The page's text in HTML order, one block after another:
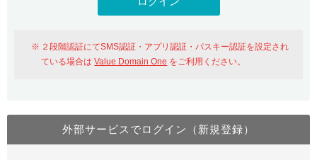
おすすめ One レンタルサーバーを含む最新の機能を使う方
Value Domain Oneにログイン
２段階認証にてSMS認証・アプリ認証・パスキー認証を設定され
ている場合はValue Domain One をご利用ください。
外部サービスでログイン（新規登録）